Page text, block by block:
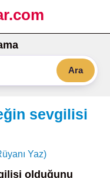
Ara
sevgilisi
Yaz)
olduğunu